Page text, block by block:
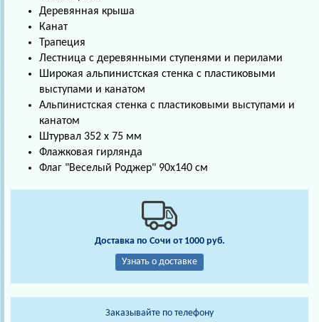
Деревянная крыша
Канат
Трапеция
Лестница с деревянными ступенями и перилами
Широкая альпинистская стенка с пластиковыми
выступами и канатом
Альпинистская стенка с пластиковыми выступами и
канатом
Штурвал 352 х 75 мм
Флажковая гирлянда
Флаг "Веселый Роджер" 90х140 см
Доставка по Сочи от 1000 руб.
Узнать о доставке
Заказывайте по телефону